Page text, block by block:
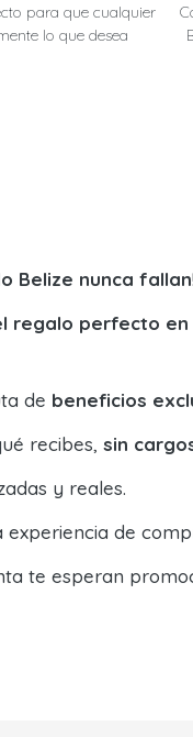
para que cualquier
lo que desea
Belize nunca fallan!
regalo perfecto en
de beneficios
recibes, sin
y reales.
de
te esperan